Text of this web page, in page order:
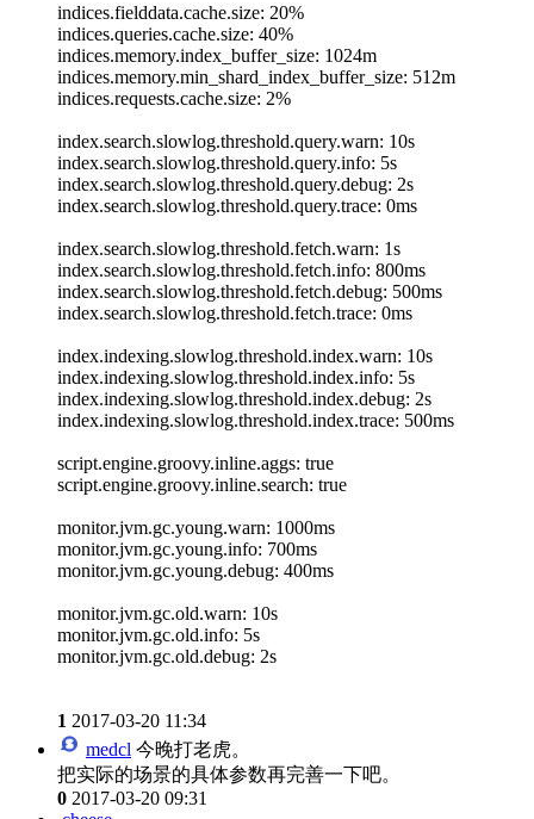
indices.fielddata.cache.size: 20%
indices.queries.cache.size: 40%
indices.memory.index_buffer_size: 1024m
indices.memory.min_shard_index_buffer_size: 512m
indices.requests.cache.size: 2%
index.search.slowlog.threshold.query.warn: 10s
index.search.slowlog.threshold.query.info: 5s
index.search.slowlog.threshold.query.debug: 2s
index.search.slowlog.threshold.query.trace: 0ms
index.search.slowlog.threshold.fetch.warn: 1s
index.search.slowlog.threshold.fetch.info: 800ms
index.search.slowlog.threshold.fetch.debug: 500ms
index.search.slowlog.threshold.fetch.trace: 0ms
index.indexing.slowlog.threshold.index.warn: 10s
index.indexing.slowlog.threshold.index.info: 5s
index.indexing.slowlog.threshold.index.debug: 2s
index.indexing.slowlog.threshold.index.trace: 500ms
script.engine.groovy.inline.aggs: true
script.engine.groovy.inline.search: true
monitor.jvm.gc.young.warn: 1000ms
monitor.jvm.gc.young.info: 700ms
monitor.jvm.gc.young.debug: 400ms
monitor.jvm.gc.old.warn: 10s
monitor.jvm.gc.old.info: 5s
monitor.jvm.gc.old.debug: 2s
1 2017-03-20 11:34
medcl 今晚打老虎。
把实际的场景的具体参数再完善一下吧。
0 2017-03-20 09:31